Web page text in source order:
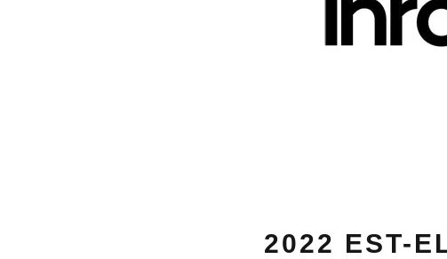
2022 EST-